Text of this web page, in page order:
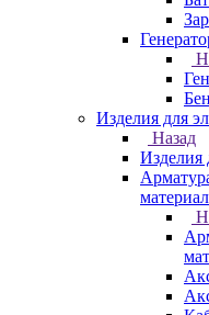
Изделия для
Назад
Изделия